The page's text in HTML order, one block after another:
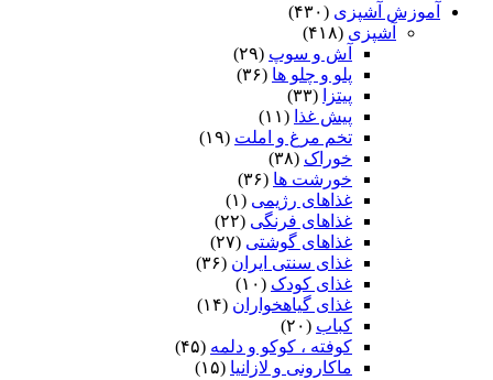
آموزش آشپزی (۴۳۰)
آشپزی (۴۱۸)
آش و سوپ (۲۹)
پلو و چلو ها (۳۶)
پیتزا
(۳۳)
پیش غذا (۱۱)
تخم مرغ و املت (۱۹)
خوراک (۳۸)
خورشت ها (۳۶)
غذاهای رژیمی (۱)
غذاهای فرنگی (۲۲)
غذاهای گوشتی (۲۷)
غذای سنتی ایران (۳۶)
غذای کودک (۱۰)
غذای گیاهخواران (۱۴)
کباب (۲۰)
کوفته ، کوکو و دلمه (۴۵)
ماکارونی و لازانیا (۱۵)